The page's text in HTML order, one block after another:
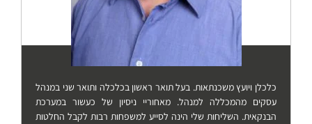
כלכלן ויועץ משכנתאות. בעל תואר ראשון בכלכלה ותואר שני במנהל
עסקים מהמכללה למנהל. מאחוריי ניסיון של כעשור במערכת
הבנקאית. השליחות שלי הינה לסייע למשפחות רבות לקבל החלטות